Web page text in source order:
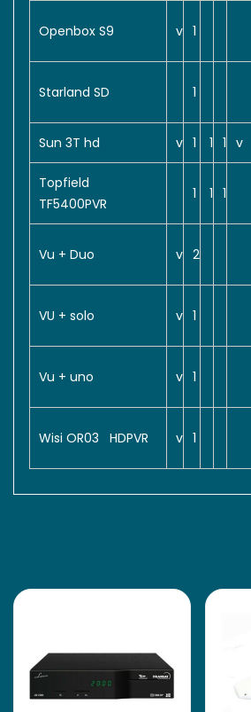
Openbox S9 v 1
Starland SD 1
Sun 3T hd v 1 1 1 v
Topfield
TF5400PVR
1 1 1
Vu + Duo v 2
VU + solo v 1
Vu + uno v 1
Wisi OR03 HDPVR v 1